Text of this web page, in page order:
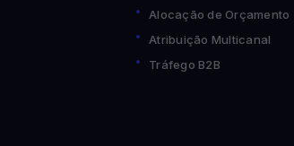
Alocação de Orçamento
Atribuição Multicanal
Tráfego B2B